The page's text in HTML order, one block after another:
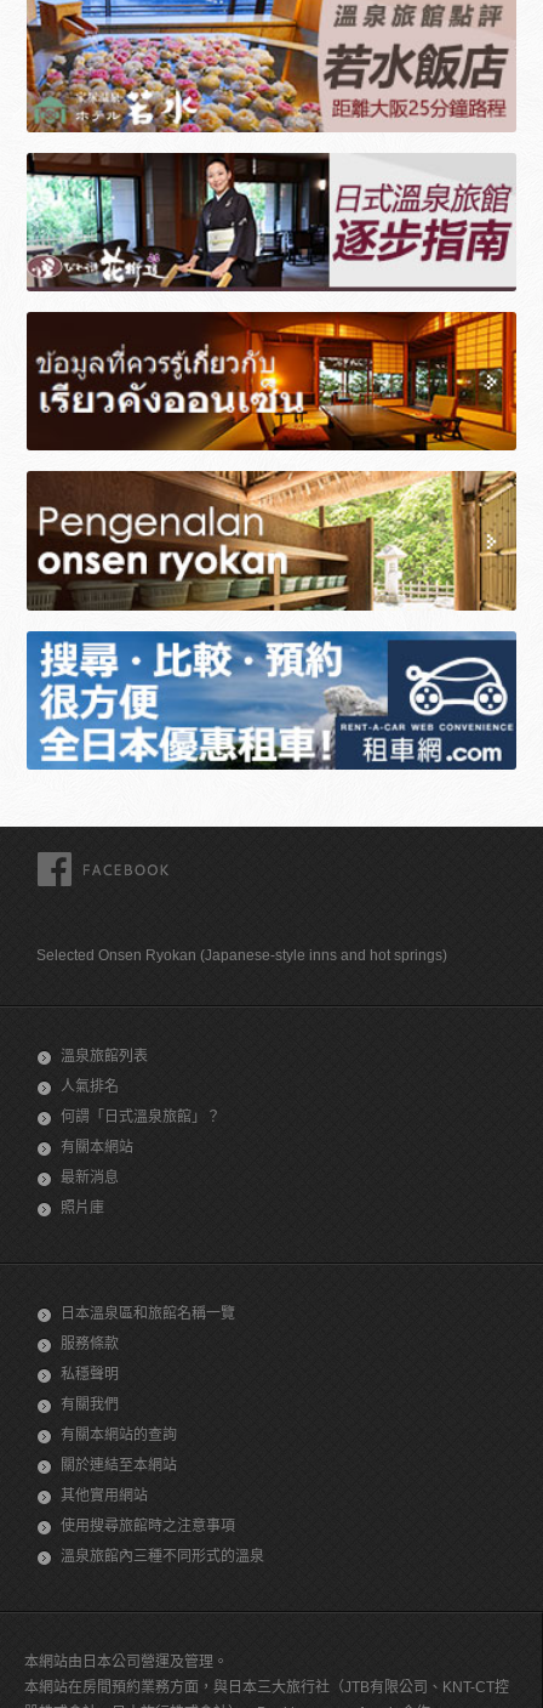
Selected Onsen Ryokan (Japanese-style inns and hot springs)
溫泉旅館列表
人氣排名
何謂「日式溫泉旅館」？
有關本網站
最新消息
照片庫
日本溫泉區和旅館名稱一覽
服務條款
私穩聲明
有關我們
有關本網站的查詢
關於連結至本網站
其他實用網站
使用搜尋旅館時之注意事項
溫泉旅館內三種不同形式的溫泉
本網站由日本公司營運及管理。
本網站在房間預約業務方面，與日本三大旅行社（JTB有限公司、KNT-CT控